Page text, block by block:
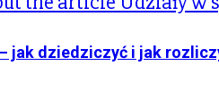
– jak dziedziczyć i jak